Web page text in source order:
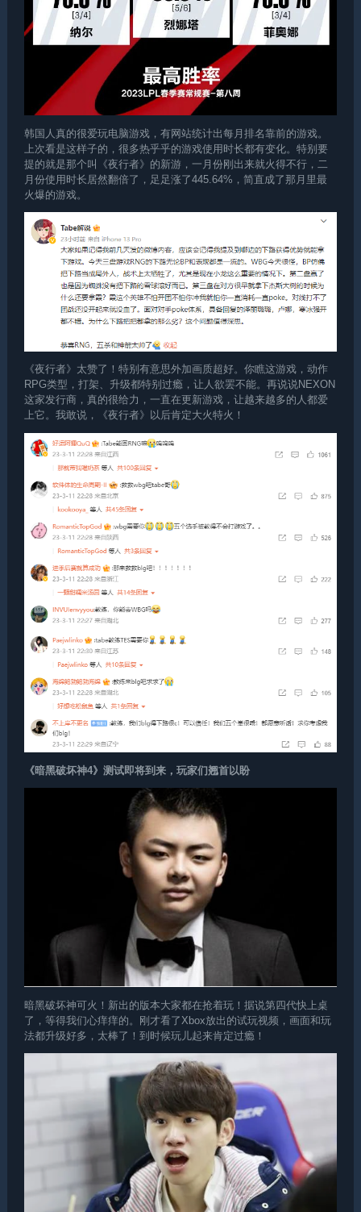
韩国人真的很爱玩电脑游戏，有网站统计出每月排名靠前的游戏。
上次看是这样子的，很多热乎乎的游戏使用时长都有变化。特别要
提的就是那个叫《夜行者》的新游，一月份刚出来就火得不行，二
月份使用时长居然翻倍了，足足涨了445.64%，简直成了那月里最
火爆的游戏。
《夜行者》太赞了！特别有意思外加画质超好。你瞧这游戏，动作
RPG类型，打架、升级都特别过瘾，让人欲罢不能。再说说NEXON
这家发行商，真的很给力，一直在更新游戏，让越来越多的人都爱
上它。我敢说，《夜行者》以后肯定大火特火！
《暗黑破坏神4》测试即将到来，玩家们翘首以盼
暗黑破坏神可火！新出的版本大家都在抢着玩！据说第四代快上桌
了，等得我们心痒痒的。刚才看了Xbox放出的试玩视频，画面和玩
法都升级好多，太棒了！到时候玩儿起来肯定过瘾！